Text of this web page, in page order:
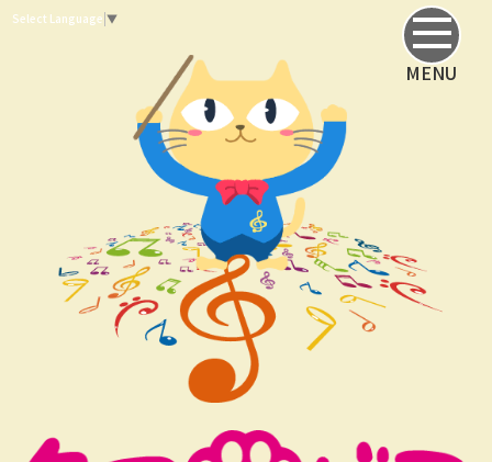
MENU
Select Language ▼